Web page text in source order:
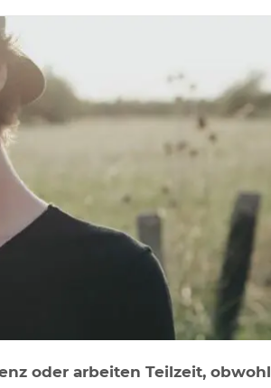
oder arbeiten Teilzeit, obwohl